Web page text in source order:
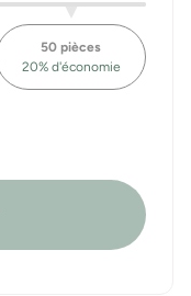
50 pièces
20% d'économie